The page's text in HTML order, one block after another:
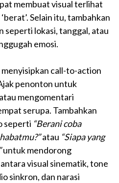
membuat visual terlihat
Selain itu, tambahkan
seperti lokasi, tanggal, atau
emosi.
call-to-action
penonton untuk
mengomentari
serupa. Tambahkan
seperti “Berani coba
atau “Siapa yang
untuk mendorong
visual sinematik, tone
sinkron, dan narasi